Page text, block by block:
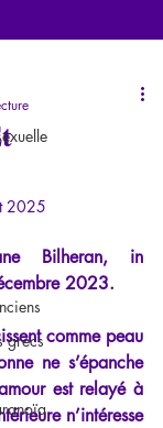
grecs
2025
2023.
comme peau
ne s’épanche
est relayé à
n’intéresse